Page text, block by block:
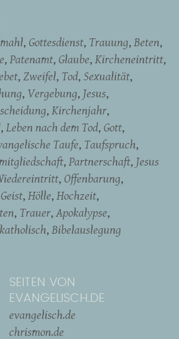
Gottesdienst Trauung Beten
Patenamt Glaube Kircheneintritt
Zweifel Tod Sexualität
Vergebung Jesus
scheidung Kirchenjahr
Leben nach dem Tod Gott
Taufe Taufspruch
Partnerschaft Jesus
Offenbarung
Hölle Hochzeit
Trauer Apokalypse
katholisch Bibelauslegung
SEITEN VON
EVANGELISCH.DE
evangelisch.de
chrismon.de